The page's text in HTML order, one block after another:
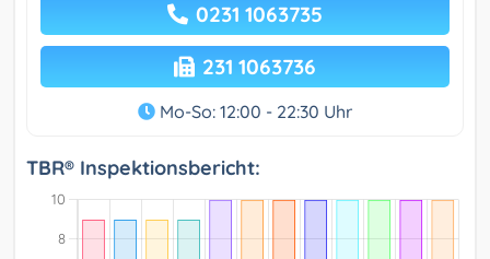
0231 1063735
231 1063736
Mo-So: 12:00 - 22:30 Uhr
TBR® Inspektionsbericht: